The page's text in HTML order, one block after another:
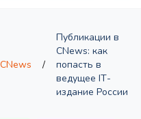
CNews /
Публикации в
CNews: как
попасть в
ведущее IТ-
издание России